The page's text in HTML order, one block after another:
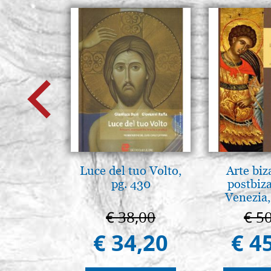
Luce del tuo Volto,
pg. 430
€ 38,00
€ 34,20
Arte
€
€